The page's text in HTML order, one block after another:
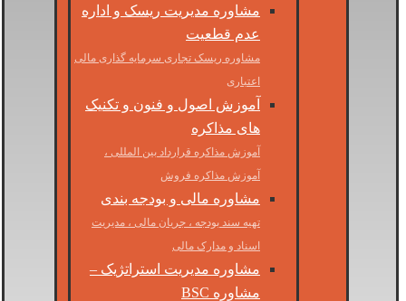
مشاوره مدیریت ریسک و اداره
عدم قطعیت
مشاوره ریسک تجاری سرمایه گذاری مالی
اعتباری
آموزش اصول و فنون و تکنیک
های مذاکره
آموزش مذاکره قرارداد بین المللی ،
آموزش مذاکره فروش
مشاوره مالی و بودجه بندی
تهیه سند بودجه ، جریان مالی ، مدیریت
اسناد و مدارک مالی
مشاوره مدیریت استراتژیک –
مشاوره BSC